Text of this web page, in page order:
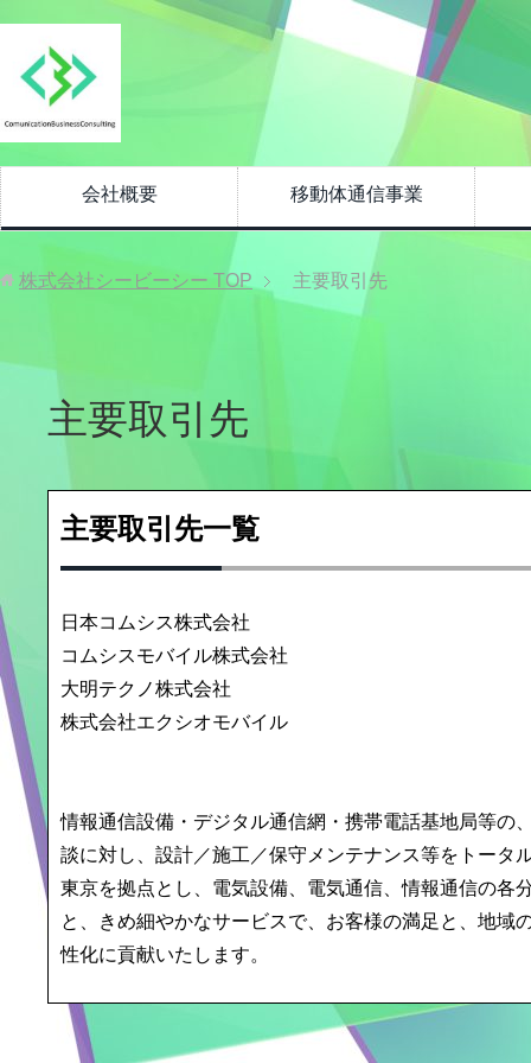
会社概要 移動体通信事業
株式会社シービーシー TOP 主要取引先
主要取引先
主要取引先一覧
日本コムシス株式会社
コムシスモバイル株式会社
大明テクノ株式会社
株式会社エクシオモバイル
情報通信設備・デジタル通信網・携帯電話基地局等の
談に対し、設計／施工／保守メンテナンス等をトータ
東京を拠点とし、電気設備、電気通信、情報通信の各
と、きめ細やかなサービスで、お客様の満足と、地域
性化に貢献いたします。